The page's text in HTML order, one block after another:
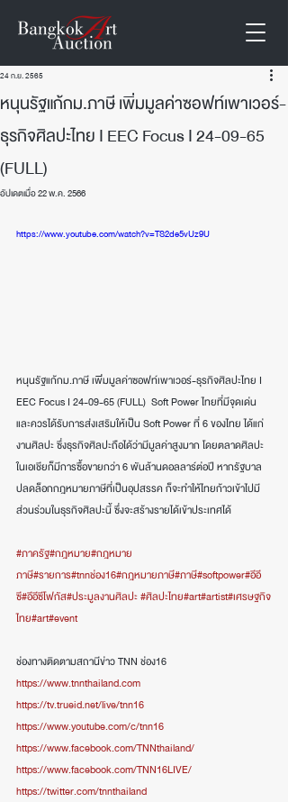
หนุนรัฐแก้กม.ภาษี เพิ่มมูลค่าซอฟท์เพาเวอร์-
ธุรกิจศิลปะไทย I EEC Focus I 24-09-65
(FULL)
24 ก.ย. 2565
อัปเดตเมื่อ22 พ.ค. 2566
https://www.youtube.com/watch?v=TS2de5vUz9U
หนุนรัฐแก้กม.ภาษี เพิ่มมูลค่าซอฟท์เพาเวอร์-ธุรกิจศิลปะไทย I
EEC Focus I 24-09-65 (FULL)  Soft Power ไทยที่มีจุดเด่น
และควรได้รับการส่งเสริมให้เป็น Soft Power ที่ 6 ของไทย ได้แก่
งานศิลปะ ซึ่งธุรกิจศิลปะถือได้ว่ามีมูลค่าสูงมาก โดยตลาดศิลปะ
ในเอเชียก็มีการซื้อขายกว่า 6 พันล้านดอลลาร์ต่อปี หากรัฐบาล
ปลดล็อกกฎหมายภาษีที่เป็นอุปสรรค ก็จะทำให้ไทยก้าวเข้าไปมี
ส่วนร่วมในธุรกิจศิลปะนี้ ซึ่งจะสร้างรายได้เข้าประเทศได้
#ภาครัฐ#กฎหมาย#กฎหมาย
ภาษี#รายการ#tnnช่อง16#กฎหมายภาษี#ภาษี#softpower#อีอี
ซี#อีอีซีโฟกัส#ประมูลงานศิลปะ#ศิลปะไทย#art#artist#เศรษฐกิจ
ไทย#art#event
ช่องทางติดตามสถานีข่าว TNN ช่อง16
https://www.tnnthailand.com
https://tv.trueid.net/live/tnn16
https://www.youtube.com/c/tnn16
https://www.facebook.com/TNNthailand/
https://www.facebook.com/TNN16LIVE/
https://twitter.com/tnnthailand